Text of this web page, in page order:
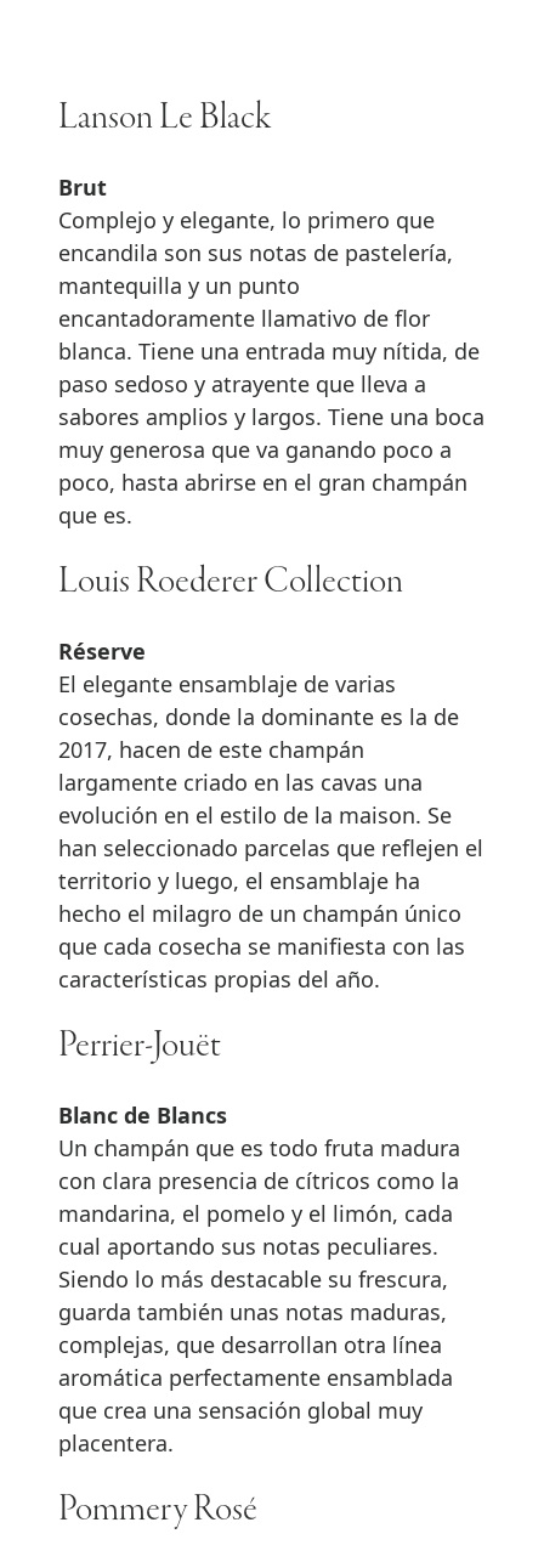
Lanson Le Black
Brut
Complejo y elegante, lo primero que
encandila son sus notas de pastelería,
mantequilla y un punto
encantadoramente llamativo de flor
blanca. Tiene una entrada muy nítida, de
paso sedoso y atrayente que lleva a
sabores amplios y largos. Tiene una boca
muy generosa que va ganando poco a
poco, hasta abrirse en el gran champán
que es.
Louis Roederer Collection
Réserve
El elegante ensamblaje de varias
cosechas, donde la dominante es la de
2017, hacen de este champán
largamente criado en las cavas una
evolución en el estilo de la maison. Se
han seleccionado parcelas que reflejen el
territorio y luego, el ensamblaje ha
hecho el milagro de un champán único
que cada cosecha se manifiesta con las
características propias del año.
Perrier-Jouët
Blanc de Blancs
Un champán que es todo fruta madura
con clara presencia de cítricos como la
mandarina, el pomelo y el limón, cada
cual aportando sus notas peculiares.
Siendo lo más destacable su frescura,
guarda también unas notas maduras,
complejas, que desarrollan otra línea
aromática perfectamente ensamblada
que crea una sensación global muy
placentera.
Pommery Rosé